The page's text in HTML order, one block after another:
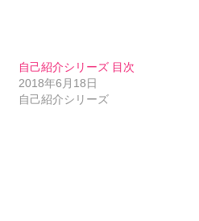
自己紹介シリーズ 目次
2018年6月18日
自己紹介シリーズ